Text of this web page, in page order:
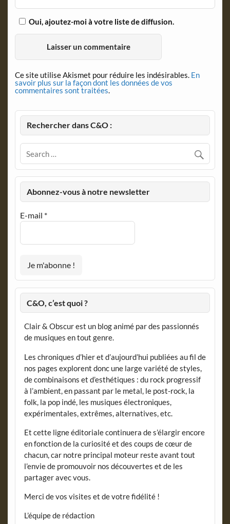
Oui, ajoutez-moi à votre liste de diffusion.
Ce site utilise Akismet pour réduire les indésirables. En
savoir plus sur la façon dont les données de vos
commentaires sont traitées.
Rechercher dans C&O :
Abonnez-vous à notre newsletter
E-mail *
C&O, c’est quoi ?
Clair & Obscur est un blog animé par des passionnés
de musiques en tout genre.
Les chroniques d’hier et d’aujourd’hui publiées au fil de
nos pages explorent donc une large variété de styles,
de combinaisons et d’esthétiques : du rock progressif
à l’ambient, en passant par le metal, le post-rock, la
folk, la pop indé, les musiques électroniques,
expérimentales, extrêmes, alternatives, etc.
Et cette ligne éditoriale continuera de s’élargir encore
en fonction de la curiosité et des coups de cœur de
chacun, car notre principal moteur reste avant tout
l’envie de promouvoir nos découvertes et de les
partager avec vous.
Merci de vos visites et de votre fidélité !
L’équipe de rédaction